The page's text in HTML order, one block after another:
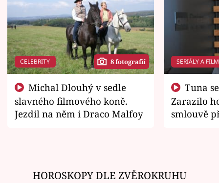
CELEBRITY 8 fotografií
slavného filmového koně.
Jezdil na něm i Draco Malfoy
SERIÁLY A
Zarazilo
smlouvě
HOROSKOPY DLE ZVĚROKRUHU